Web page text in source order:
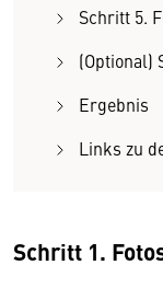
Schritt 5.
(Optional)
Ergebnis
Links zu
Schritt 1.